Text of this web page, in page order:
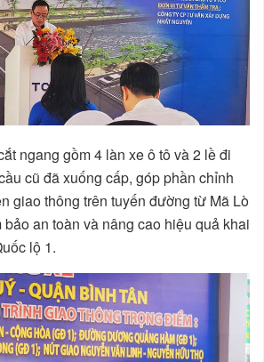
ngang gồm 4 làn xe ô tô và 2 lề đi
cũ đã xuống cấp, góp phần chỉnh
giao thông trên tuyến đường từ Mã Lò
an toàn và nâng cao hiệu quả khai
lộ 1.